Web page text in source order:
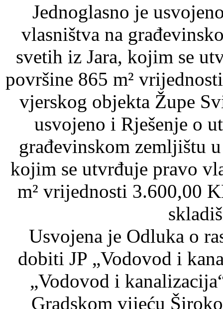
Jednoglasno je
vlasništva na
svetih iz Jara, kojim se
površine 865 m²
vjerskog objekta Župe
usvojeno i Rješenje o
građevinskom zemljištu
kojim se utvrđuje pravo
m² vrijednosti 3.600,00
Usvojena je Odluka o
dobiti JP „Vodovod i
„Vodovod i
Gradskom vijeću